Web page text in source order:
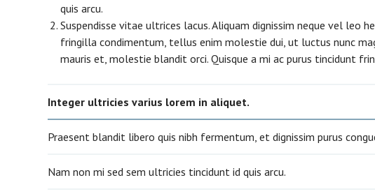
quis arcu.
Suspendisse vitae ultrices lacus. Aliquam dignissim neque vel leo
fringilla condimentum, tellus enim molestie dui, ut luctus nunc
mauris et, molestie blandit orci. Quisque a mi ac purus tincidunt
Integer ultricies varius lorem in aliquet.
Praesent blandit libero quis nibh fermentum, et dignissim purus
Nam non mi sed sem ultricies tincidunt id quis arcu.